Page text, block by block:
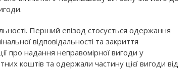
Перший епізод стосується одержання
відповідальності та закриття
про надання неправомірної вигоди у
коштів та одержали частину цієї вигоди від